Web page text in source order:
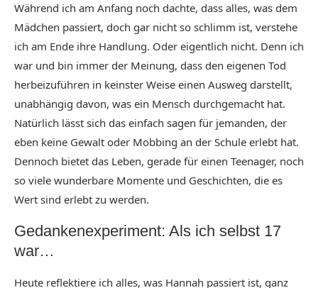
Während ich am Anfang noch dachte, dass alles, was dem
Mädchen passiert, doch gar nicht so schlimm ist, verstehe
ich am Ende ihre Handlung. Oder eigentlich nicht. Denn ich
war und bin immer der Meinung, dass den eigenen Tod
herbeizuführen in keinster Weise einen Ausweg darstellt,
unabhängig davon, was ein Mensch durchgemacht hat.
Natürlich lässt sich das einfach sagen für jemanden, der
eben keine Gewalt oder Mobbing an der Schule erlebt hat.
Dennoch bietet das Leben, gerade für einen Teenager, noch
so viele wunderbare Momente und Geschichten, die es
Wert sind erlebt zu werden.
Gedankenexperiment: Als ich selbst 17
war…
Heute reflektiere ich alles, was Hannah passiert ist, ganz